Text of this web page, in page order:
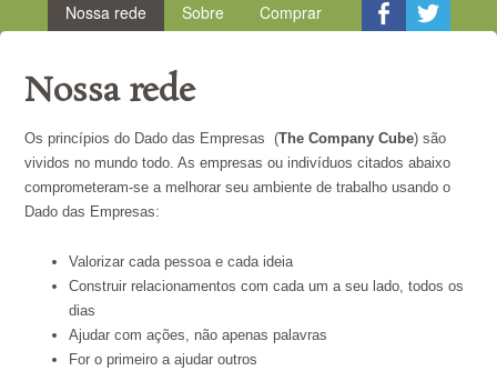
Nossa rede
Sobre Comprar
Nossa rede
Os princípios do Dado das Empresas (The Company Cube) são
vividos no mundo todo. As empresas ou indivíduos citados abaixo
comprometeram-se a melhorar seu ambiente de trabalho usando o
Dado das Empresas:
Valorizar cada pessoa e cada ideia
Construir relacionamentos com cada um a seu lado, todos os
dias
Ajudar com ações, não apenas palavras
For o primeiro a ajudar outros